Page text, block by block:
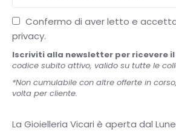
Confermo di aver letto e
privacy.
Iscriviti alla newsletter per ricevere
codice subito attivo, valido su tutte le
*Non cumulabile con altre offerte in
volta per cliente.
La Gioielleria Vicari è aperta dal